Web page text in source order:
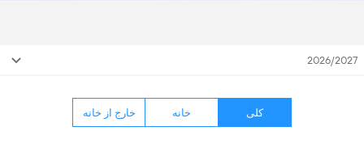
2026/2027
کلی خانه خارج از خانه